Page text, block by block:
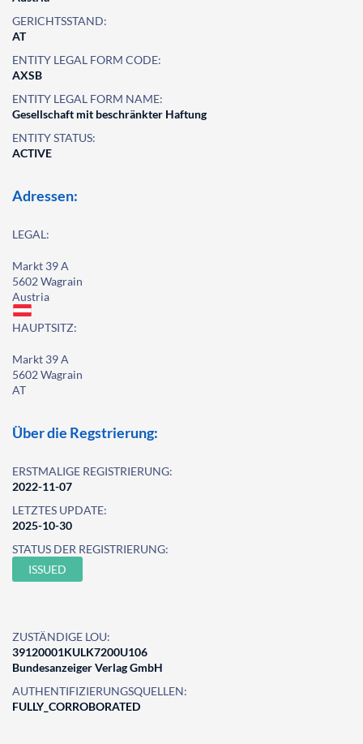
GERICHTSSTAND:
AT
ENTITY LEGAL FORM CODE:
AXSB
ENTITY LEGAL FORM NAME:
Gesellschaft mit beschränkter Haftung
ENTITY STATUS:
ACTIVE
Adressen:
LEGAL:
Markt 39 A
5602 Wagrain
Austria
HAUPTSITZ:
Markt 39 A
5602 Wagrain
AT
Über die Regstrierung:
ERSTMALIGE REGISTRIERUNG:
2022-11-07
LETZTES UPDATE:
2025-10-30
STATUS DER REGISTRIERUNG:
ISSUED
ZUSTÄNDIGE LOU:
39120001KULK7200U106
Bundesanzeiger Verlag GmbH
AUTHENTIFIZIERUNGSQUELLEN:
FULLY_CORROBORATED